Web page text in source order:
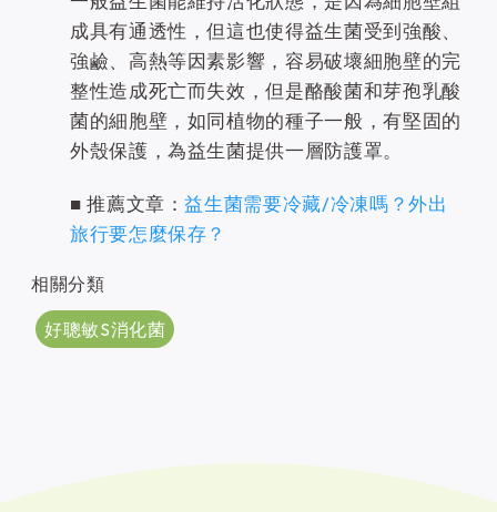
成具有通透性，但這也使得益生菌受到強酸、
強鹼、高熱等因素影響，容易破壞細胞壁的完
整性造成死亡而失效，但是酪酸菌和芽孢乳酸
菌的細胞壁，如同植物的種子一般，有堅固的
外殼保護，為益生菌提供一層防護罩。
■ 推薦文章：益生菌需要冷藏/冷凍嗎？外出
旅行要怎麼保存？
相關分類
好聰敏S消化菌